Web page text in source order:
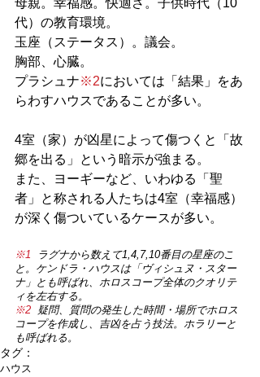
母親。幸福感。快適さ。子供時代（10
代）の教育環境。
玉座（ステータス）。議会。
胸部、心臓。
プラシュナ※2においては「結果」をあ
らわすハウスであることが多い。
4室（家）が凶星によって傷つくと「故
郷を出る」という暗示が強まる。
また、ヨーギーなど、いわゆる「聖
者」と称される人たちは4室（幸福感）
が深く傷ついているケースが多い。
※1
ラグナから数えて1,4,7,10番目の星座のこ
と。ケンドラ・ハウスは「ヴィシュヌ・スター
ナ」とも呼ばれ、ホロスコープ全体のクオリテ
ィを左右する。
※2
  疑問、質問の発生した時間・場所でホロス
コープを作成し、吉凶を占う技法。ホラリーと
も呼ばれる。
タグ：
ハウス